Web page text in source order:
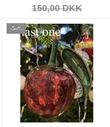
150,00 DKK
-50%